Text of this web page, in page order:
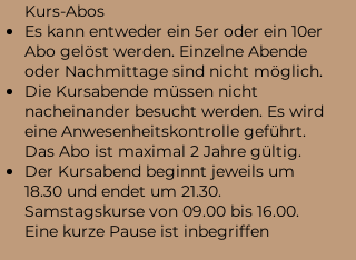
Kurs-Abos
Es kann entweder ein 5er oder ein 10er
Abo gelöst werden. Einzelne Abende
oder Nachmittage sind nicht möglich.
Die Kursabende müssen nicht
nacheinander besucht werden. Es wird
eine Anwesenheitskontrolle geführt.
Das Abo ist maximal 2 Jahre gültig.
Der Kursabend beginnt jeweils um
18.30 und endet um 21.30.
Samstagskurse von 09.00 bis 16.00.
Eine kurze Pause ist inbegriffen